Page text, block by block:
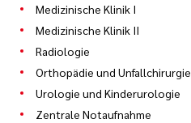
Medizinische Klinik I
Medizinische Klinik II
Radiologie
Orthopädie und Unfallchirurgie
Urologie und Kinderurologie
Zentrale Notaufnahme